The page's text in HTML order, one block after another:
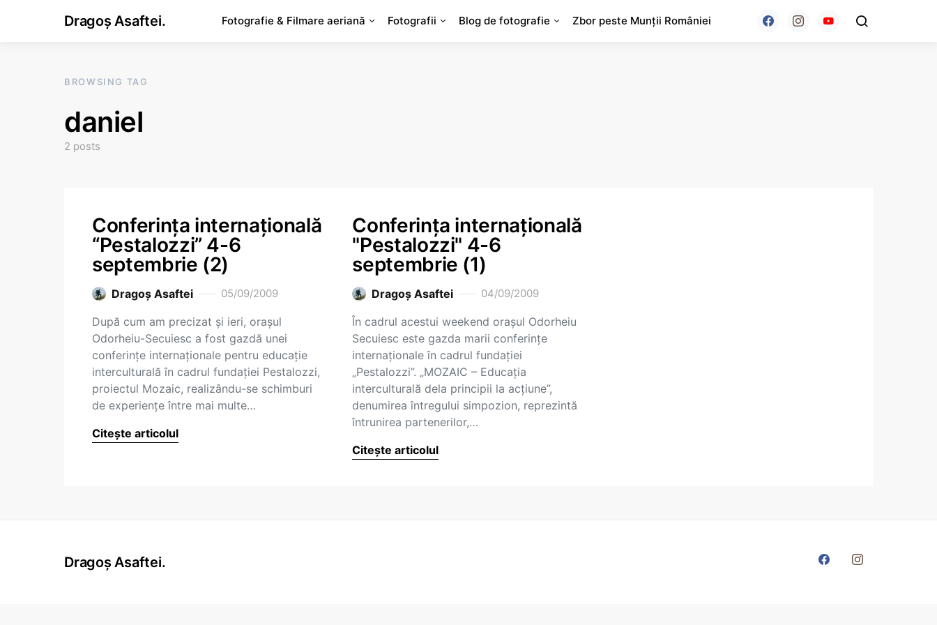
Dragoș Asaftei. Fotografie & Filmare aeriană Fotografii Blog de fotografie Zbor peste Munții României
BROWSING TAG
daniel
2 posts
Conferinţa internaţională
“Pestalozzi” 4-6
septembrie (2)
Dragoş Asaftei 05/09/2009
După cum am precizat şi ieri, oraşul
Odorheiu-Secuiesc a fost gazdă unei
conferinţe internaţionale pentru educaţie
interculturală în cadrul fundaţiei Pestalozzi,
proiectul Mozaic, realizându-se schimburi
de experienţe între mai multe…
Citește articolul
Conferinţa internaţională
"Pestalozzi" 4-6
septembrie (1)
Dragoş Asaftei 04/09/2009
În cadrul acestui weekend oraşul Odorheiu
Secuiesc este gazda marii conferinţe
internaţionale în cadrul fundaţiei
„Pestalozzi”. „MOZAIC – Educaţia
interculturală dela principii la acţiune”,
denumirea întregului simpozion, reprezintă
întrunirea partenerilor,…
Citește articolul
Dragoș Asaftei.